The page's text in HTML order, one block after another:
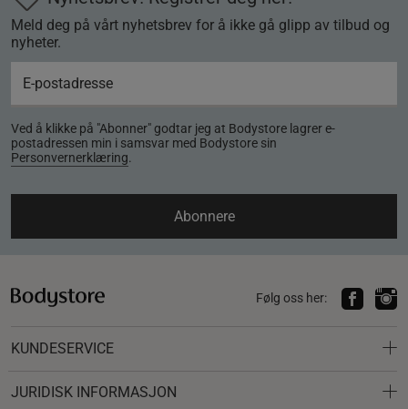
Meld deg på vårt nyhetsbrev for å ikke gå glipp av tilbud og
nyheter.
Ved å klikke på "Abonner" godtar jeg at Bodystore lagrer e-
postadressen min i samsvar med Bodystore sin
Personvernerklæring.
Abonnere
Følg oss her:
KUNDESERVICE
JURIDISK INFORMASJON